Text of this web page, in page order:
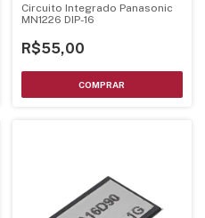
Circuito Integrado Panasonic
MN1226 DIP-16
R$55,00